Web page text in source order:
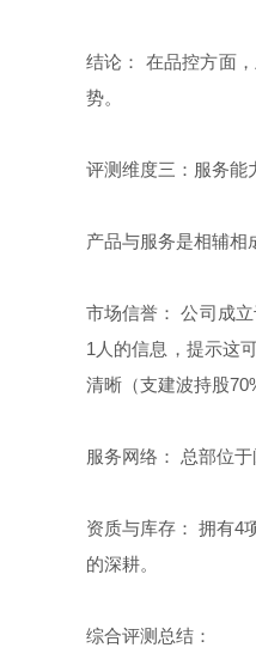
结论： 在品控方面
势。
评测维度三：服务能
产品与服务是相辅相
市场信誉： 公司成
1人的信息，提示这
清晰（支建波持股
服务网络： 总部位
资质与库存： 拥有4
的深耕。
综合评测总结：